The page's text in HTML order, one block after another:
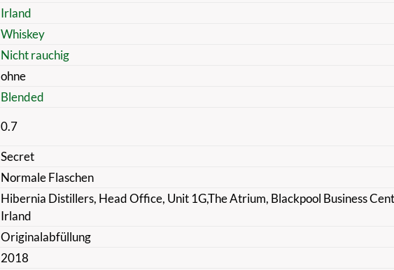
Irland
Whiskey
Nicht rauchig
ohne
Blended
0.7
Secret
Normale Flaschen
Hibernia Distillers, Head Office, Unit 1G,The Atrium, Blackpool Business
Irland
Originalabfüllung
2018